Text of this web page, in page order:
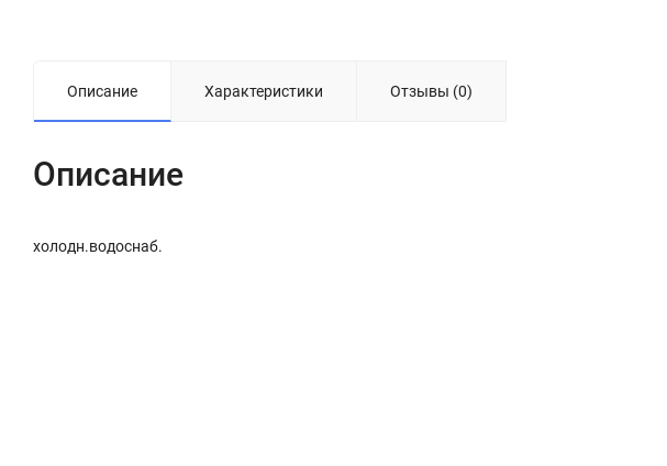
Описание Характеристики Отзывы (0)
Описание
холодн.водоснаб.